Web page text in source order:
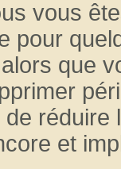
vous
pour
que
et